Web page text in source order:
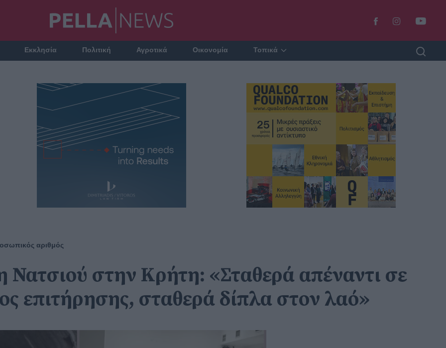
Εκκλησία Πολιτική Αγροτικά Οικονομία Τοπικά
αριθμός
στην Κρήτη: «Σταθερά απέναντι σε
επιτήρησης, σταθερά δίπλα στον λαό»